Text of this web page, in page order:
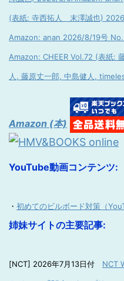
(表紙: 寺西拓人 末澤誠也)
Amazon: anan 2026/8/19号
Amazon: CHEER Vol.72 (表紙:
人, 藤原丈一郎, 中島健人,
Amazon (本)
YouTube動画コンテンツ:
・ 初めてのビルボード対策（
姉妹サイトの主要記事:
[NCT] 2026年7月13日付 NCT